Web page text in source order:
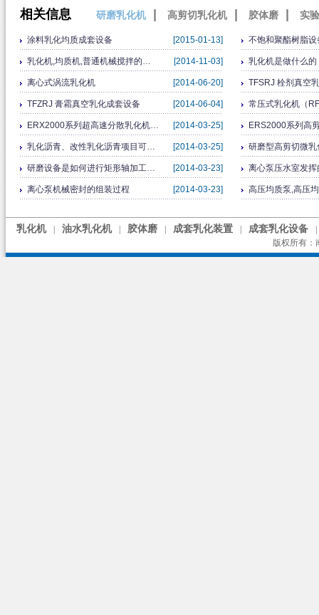
相关信息 研磨乳化机 高剪切乳化机 胶体磨 实
[2015-01-13]
涂料乳化均质成套设备 不饱和聚酯树脂设
[2014-11-03]
乳化机,均质机,普通机械搅拌的… 乳化机是做什么的
[2014-06-20]
离心式涡流乳化机 TFSRJ 栓剂真空
[2014-06-04]
TFZRJ 膏霜真空乳化成套设备 常压式乳化机（
[2014-03-25]
ERX2000系列超高速分散乳化机… ERS2000系列高
[2014-03-25]
乳化沥青、改性乳化沥青项目可… 研磨型高剪切微
[2014-03-23]
研磨设备是如何进行矩形轴加工… 离心泵压水室发
[2014-03-23]
离心泵机械密封的组装过程 高压均质泵,高压
乳化机 油水乳化机 胶体磨 成套乳化装置 成套乳化设备
版权所有：